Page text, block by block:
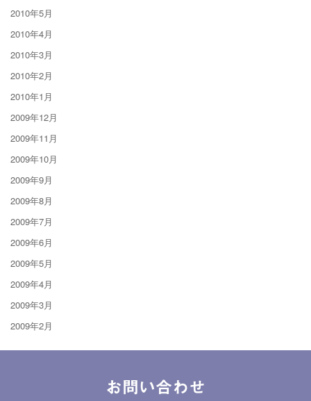
2010年5月
2010年4月
2010年3月
2010年2月
2010年1月
2009年12月
2009年11月
2009年10月
2009年9月
2009年8月
2009年7月
2009年6月
2009年5月
2009年4月
2009年3月
2009年2月
お問い合わせ